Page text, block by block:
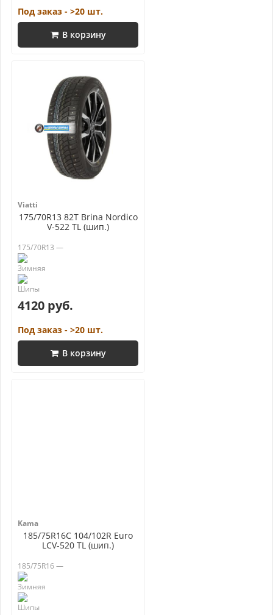
Под заказ - >20 шт.
В корзину
Viatti
175/70R13 82T Brina Nordico
V-522 TL (шип.)
175/70R13 —
4120 руб.
Под заказ - >20 шт.
В корзину
Kama
185/75R16C 104/102R Euro
LCV-520 TL (шип.)
185/75R16 —